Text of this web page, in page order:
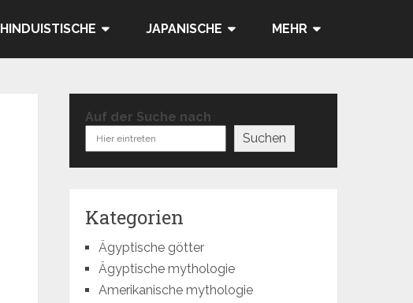
HINDUISTISCHE JAPANISCHE MEHR
Auf der Suche nach
Suchen
Kategorien
Ägyptische götter
Ägyptische mythologie
Amerikanische mythologie